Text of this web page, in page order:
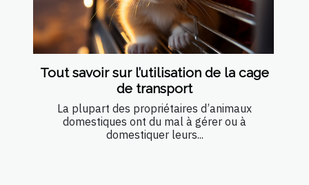
Tout savoir sur l’utilisation de la cage
de transport
La plupart des propriétaires d’animaux
domestiques ont du mal à gérer ou à
domestiquer leurs...